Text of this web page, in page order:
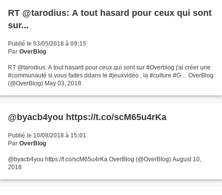
RT @tarodius: A tout hasard pour ceux qui sont
sur...
Publié le 03/05/2018 à 09:15
Par OverBlog
RT @tarodius: A tout hasard pour ceux qui sont sur #Overblog j'ai créer une
#communauté si vous faites ddans le #jeuxvidéo , la #culture #G… OverBlog
(@OverBlog) May 03, 2018
@byacb4you https://t.co/scM65u4rKa
Publié le 10/08/2018 à 15:01
Par OverBlog
@byacb4you https://t.co/scM65u4rKa OverBlog (@OverBlog) August 10,
2018